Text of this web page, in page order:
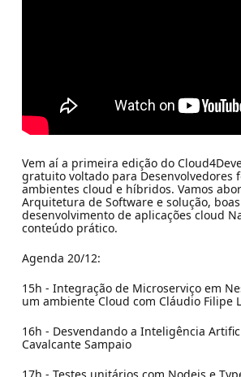
Vem aí a primeira edição do
gratuito voltado para Desenvolvedores
ambientes cloud e híbridos. Vamos
Arquitetura de Software e solução,
desenvolvimento de aplicações cloud
conteúdo prático.
Agenda 20/12:
15h - Integração de Microserviço em
um ambiente Cloud com Cláudio Filipe
16h - Desvendando a Inteligência
Cavalcante Sampaio
17h - Testes unitários com Nodejs e